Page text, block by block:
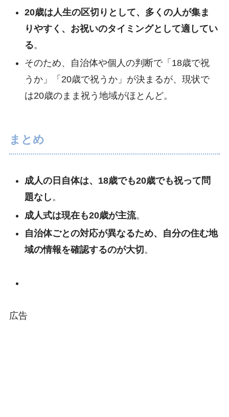
20歳は人生の区切りとして、多くの人が集ま
りやすく、お祝いのタイミングとして適してい
る。
そのため、自治体や個人の判断で「18歳で祝
うか」「20歳で祝うか」が決まるが、現状で
は20歳のまま祝う地域がほとんど。
まとめ
成人の日自体は、18歳でも20歳でも祝って問
題なし。
成人式は現在も20歳が主流。
自治体ごとの対応が異なるため、自分の住む地
域の情報を確認するのが大切 。
広告